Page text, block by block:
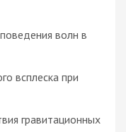
волн в
всплеска при
гравитационных